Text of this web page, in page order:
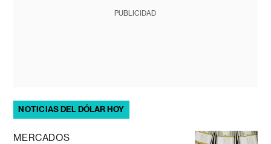
PUBLICIDAD
NOTICIAS DEL DÓLAR HOY
MERCADOS